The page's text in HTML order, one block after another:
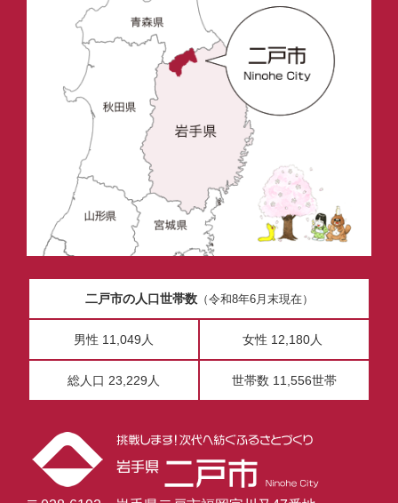
二戸市の人口世帯数（令和8年6月末現在）
男性 11,049人 女性 12,180人
総人口 23,229人 世帯数 11,556世帯